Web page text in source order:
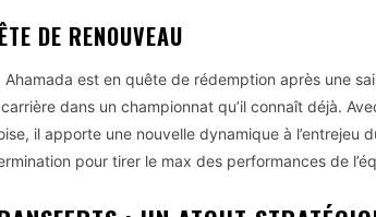
DE RENOUVEAU
est en quête de rédemption après une
dans un championnat qu’il connaît déjà.
il apporte une nouvelle dynamique à l’entrejeu
pour tirer le max des performances de